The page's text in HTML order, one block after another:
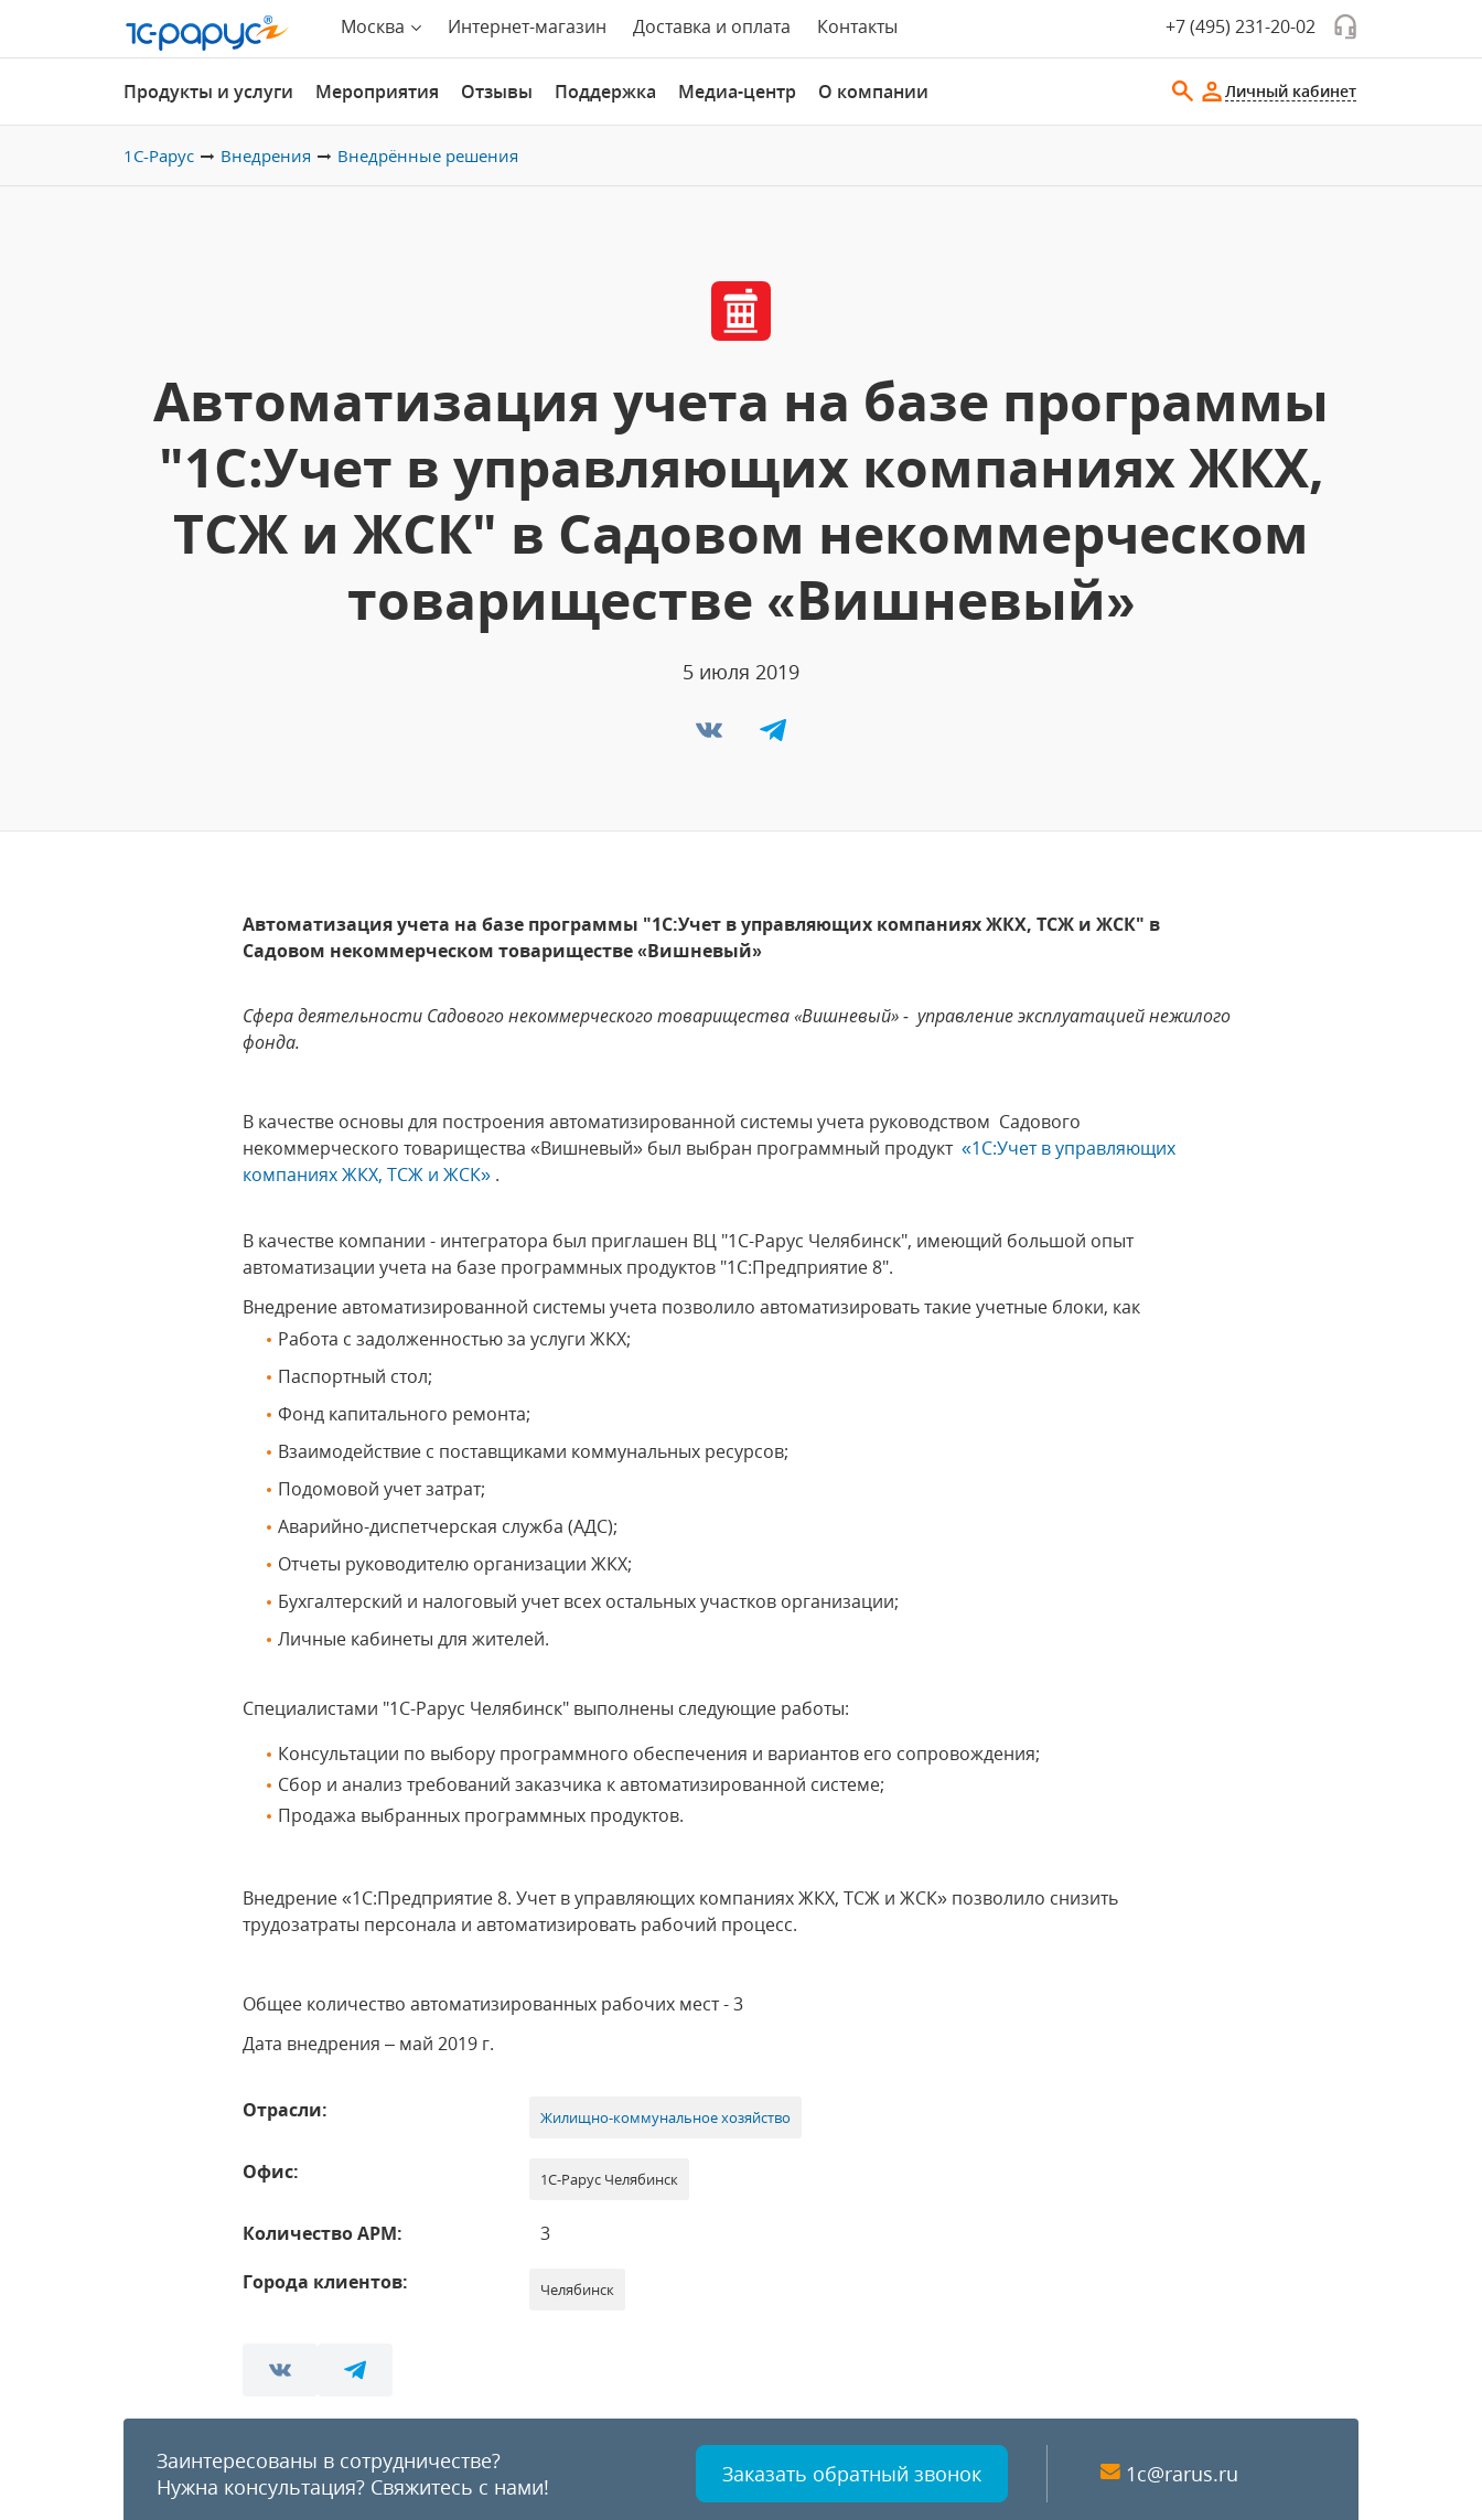
Москва Интернет-магазин Доставка и оплата Контакты +7 (495) 231-20-02
Продукты и услуги Мероприятия Отзывы Поддержка Медиа-центр О компании Личный кабинет
1С-Рарус Внедрения Внедрённые решения
Автоматизация учета на базе программы
"1С:Учет в управляющих компаниях ЖКХ,
ТСЖ и ЖСК" в Садовом некоммерческом
товариществе «Вишневый»
5 июля 2019
Автоматизация учета на базе программы "1С:Учет в управляющих компаниях ЖКХ, ТСЖ и ЖСК" в
Садовом некоммерческом товариществе «Вишневый»
Сфера деятельности Садового некоммерческого товарищества «Вишневый» - управлениеэксплуатацией нежилого
фонда.
В качестве основы для построения автоматизированной системы учета руководством Садового
некоммерческого товарищества «Вишневый» был выбран программный продукт«1С:Учет в управляющих
компаниях ЖКХ, ТСЖ и ЖСК» .
В качестве компании - интегратора был приглашен ВЦ "1С-Рарус Челябинск", имеющий большой опыт
автоматизации учета на базе программных продуктов "1С:Предприятие 8".
Внедрение автоматизированной системы учета позволило автоматизировать такие учетные блоки, как
Работа с задолженностью за услуги ЖКХ;
Паспортный стол;
Фонд капитального ремонта;
Взаимодействие с поставщиками коммунальных ресурсов;
Подомовой учет затрат;
Аварийно-диспетчерская служба (АДС);
Отчеты руководителю организации ЖКХ;
Бухгалтерский и налоговый учет всех остальных участков организации;
Личные кабинеты для жителей.
Специалистами "1С-Рарус Челябинск" выполнены следующие работы:
Консультации по выбору программного обеспечения и вариантов его сопровождения;
Сбор и анализ требований заказчика к автоматизированной системе;
Продажа выбранных программных продуктов.
Внедрение «1С:Предприятие 8. Учет в управляющих компаниях ЖКХ, ТСЖ и ЖСК» позволило снизить
трудозатраты персонала и автоматизировать рабочий процесс.
Общее количество автоматизированных рабочих мест - 3
Дата внедрения – май 2019 г.
Отрасли: Жилищно-коммунальное хозяйство
Офис: 1С-Рарус Челябинск
Количество АРМ:
3
Города клиентов:
Челябинск
Заинтересованы в сотрудничестве?
Нужна консультация? Свяжитесь с нами! Заказать обратный звонок 1c@rarus.ru